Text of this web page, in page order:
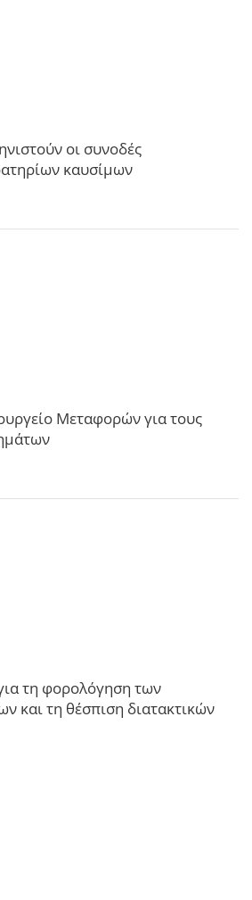
οι συνοδές
καυσίμων
Μεταφορών για τους
τη φορολόγηση των
και τη θέσπιση διατακτικών